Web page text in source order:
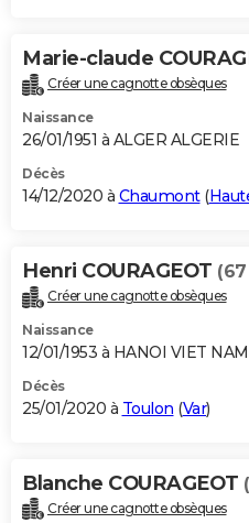
Marie-claude
Créer une cagnotte obsèques
Naissance
26/01/1951 à ALGER ALGERIE
Décès
14/12/2020 à Chaumont(
Henri COURAGEOT
Créer une cagnotte obsèques
Naissance
12/01/1953 à HANOI VIET
Décès
25/01/2020 à Toulon (Var)
Blanche COURAGEOT
Créer une cagnotte obsèques